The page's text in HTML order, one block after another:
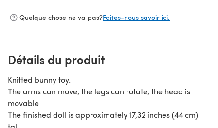
Quelque chose ne va pas?Faites-nous savoir ici.
Détails du produit
Knitted bunny toy.
The arms can move, the legs can rotate, the head is
movable
The finished doll is approximately 17,32 inches (44 cm)